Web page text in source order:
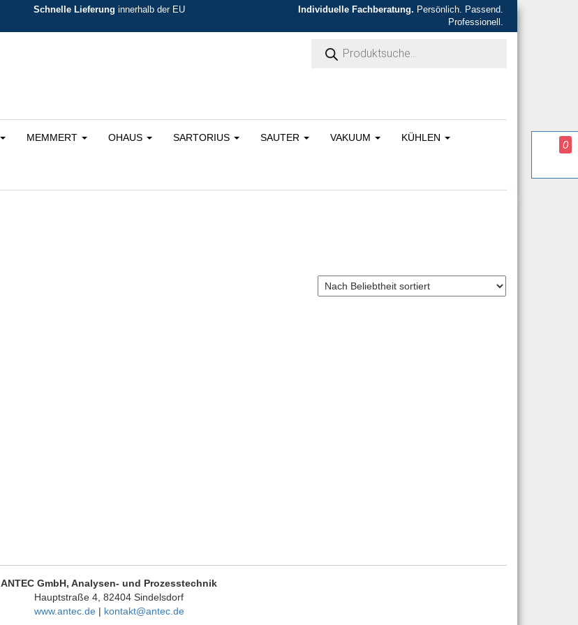
Schnelle Lieferung innerhalb der EU Individuelle Fachberatung. Persönlich. Passend.
Professionell.
MEMMERT OHAUS SARTORIUS SAUTER VAKUUM KÜHLEN
ANTEC GmbH, Analysen- und Prozesstechnik
Hauptstraße 4, 82404 Sindelsdorf
www.antec.de| kontakt@antec.de
0